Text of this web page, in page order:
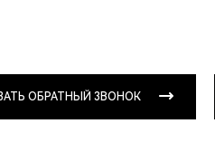
ОБРАТНЫЙ ЗВОНОК